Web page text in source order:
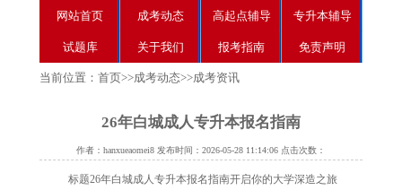
网站首页 成考动态 高起点辅导 专升本辅导
试题库 关于我们 报考指南 免责声明
当前位置： 首页>>成考动态>>成考资讯
26年白城成人专升本报名指南
作者：hanxueaomei8 发布时间：2026-05-28 11:14:06 点击次数：
标题26年白城成人专升本报名指南开启你的大学深造之旅